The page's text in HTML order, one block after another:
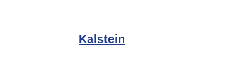
Kalstein